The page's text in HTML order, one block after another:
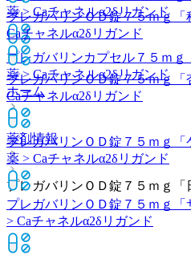
薬 > Caチャネルα2δリガンド
プレガバリンカプセル７５ｍｇ
薬 > Caチャネルα2δリガンド
ホーム
薬剤情報
プレガバリンＯＤ錠７５ｍｇ「
プレガバリンＯＤ錠７５ｍｇ「
Caチャネルα2δリガンド
プレガバリンＯＤ錠７５ｍｇ「
Caチャネルα2δリガンド
プレガバリンＯＤ錠７５ｍｇ「
薬 > Caチャネルα2δリガンド
プレガバリンＯＤ錠７５ｍｇ「
> Caチャネルα2δリガンド